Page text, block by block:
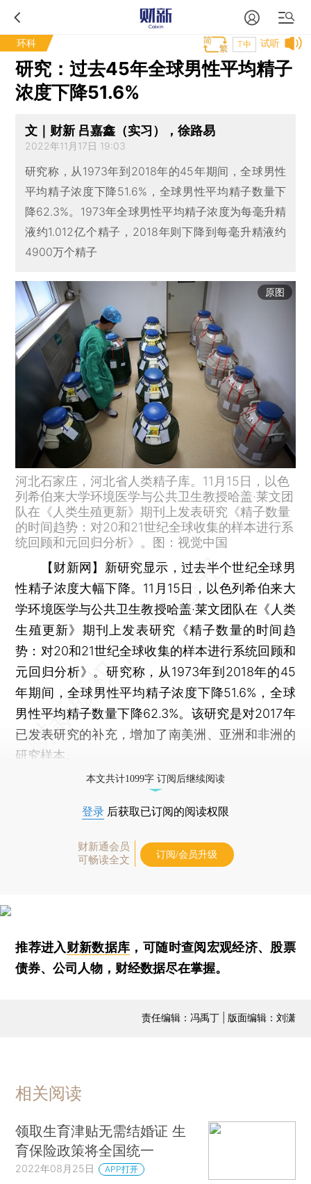
环科 试听
T中
研究：过去45年全球男性平均精子
浓度下降51.6%
文｜财新 吕嘉鑫（实习），徐路易
2022年11月17日 19:03
研究称，从1973年到2018年的45年期间，全球男性
平均精子浓度下降51.6%，全球男性平均精子数量下
降62.3%。1973年全球男性平均精子浓度为每毫升精
液约1.012亿个精子，2018年则下降到每毫升精液约
4900万个精子
原图
河北石家庄，河北省人类精子库。11月15日，以色
列希伯来大学环境医学与公共卫生教授哈盖·莱文团
队在《人类生殖更新》期刊上发表研究《精子数量
的时间趋势：对20和21世纪全球收集的样本进行系
统回顾和元回归分析》。图：视觉中国
【财新网】 新研究显示，过去半个世纪全球男
性精子浓度大幅下降。11月15日，以色列希伯来大
学环境医学与公共卫生教授哈盖·莱文团队在《人类
生殖更新》期刊上发表研究《精子数量的时间趋
势：对20和21世纪全球收集的样本进行系统回顾和
元回归分析》。研究称，从1973年到2018年的45
年期间，全球男性平均精子浓度下降51.6%，全球
男性平均精子数量下降62.3%。该研究是对2017年
已发表研究的补充，增加了南美洲、亚洲和非洲的
研究样本。
本文共计1099字 订阅后继续阅读
登录 后获取已订阅的阅读权限
财新通会员
可畅读全文
订阅/会员升级
推荐进入财新数据库 ，可随时查阅宏观经济、股票
债券、公司人物，财经数据尽在掌握。
责任编辑：冯禹丁 | 版面编辑：刘潇
相关阅读
领取生育津贴无需结婚证 生
育保险政策将全国统一
2022年08月25日 APP打开